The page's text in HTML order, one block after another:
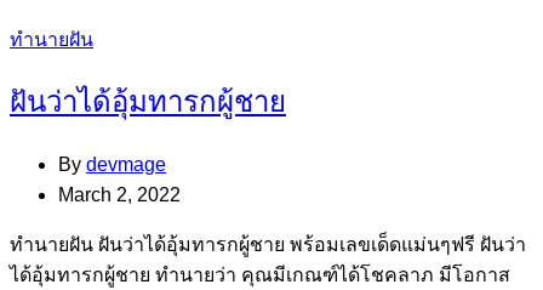
Categories
ทำนายฝัน
ฝันว่าได้อุ้มทารกผู้ชาย
By devmage
March 2, 2022
ทํานายฝัน ฝันว่าได้อุ้มทารกผู้ชาย พร้อมเลขเด็ดแม่นๆฟรี ฝันว่า
ได้อุ้มทารกผู้ชาย ทำนายว่า คุณมีเกณฑ์ได้โชคลาภ มีโอกาส